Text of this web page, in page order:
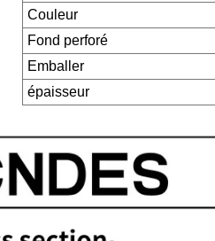
Couleur
Fond perforé
Emballer
épaisseur